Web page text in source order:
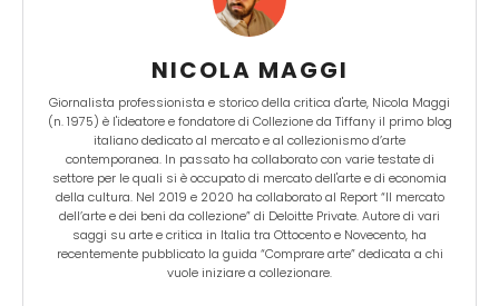
NICOLA MAGGI
Giornalista professionista e storico della critica d'arte, Nicola Maggi
(n. 1975) è l'ideatore e fondatore di Collezione da Tiffany il primo blog
italiano dedicato al mercato e al collezionismo d’arte
contemporanea. In passato ha collaborato con varie testate di
settore per le quali si è occupato di mercato dell'arte e di economia
della cultura. Nel 2019 e 2020 ha collaborato al Report “Il mercato
dell’arte e dei beni da collezione” di Deloitte Private. Autore di vari
saggi su arte e critica in Italia tra Ottocento e Novecento, ha
recentemente pubblicato la guida “Comprare arte” dedicata a chi
vuole iniziare a collezionare.